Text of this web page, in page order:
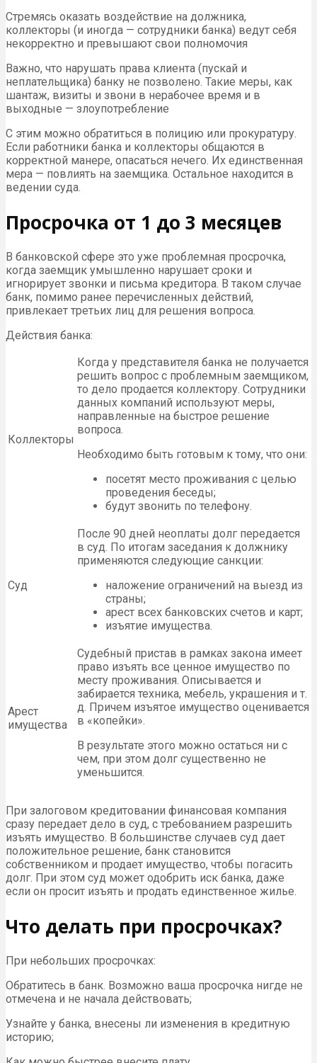
Стремясь оказать воздействие на должника,
коллекторы (и иногда — сотрудники банка) ведут себя
некорректно и превышают свои полномочия
Важно, что нарушать права клиента (пускай и
неплательщика) банку не позволено. Такие меры, как
шантаж, визиты и звони в нерабочее время и в
выходные — злоупотребление
С этим можно обратиться в полицию или прокуратуру.
Если работники банка и коллекторы общаются в
корректной манере, опасаться нечего. Их единственная
мера — повлиять на заемщика. Остальное находится в
ведении суда.
Просрочка от 1 до 3 месяцев
В банковской сфере это уже проблемная просрочка,
когда заемщик умышленно нарушает сроки и
игнорирует звонки и письма кредитора. В таком случае
банк, помимо ранее перечисленных действий,
привлекает третьих лиц для решения вопроса.
Действия банка:
Коллекторы
Когда у представителя банка не получается
решить вопрос с проблемным заемщиком,
то дело продается коллектору. Сотрудники
данных компаний используют меры,
направленные на быстрое решение
вопроса.
Необходимо быть готовым к тому, что они:
посетят место проживания с целью
проведения беседы;
будут звонить по телефону.
Суд
После 90 дней неоплаты долг передается
в суд. По итогам заседания к должнику
применяются следующие санкции:
наложение ограничений на выезд из
страны;
арест всех банковских счетов и карт;
изъятие имущества.
Арест
имущества
Судебный пристав в рамках закона имеет
право изъять все ценное имущество по
месту проживания. Описывается и
забирается техника, мебель, украшения и т.
д. Причем изъятое имущество оценивается
в «копейки».
В результате этого можно остаться ни с
чем, при этом долг существенно не
уменьшится.
При залоговом кредитовании финансовая компания
сразу передает дело в суд, с требованием разрешить
изъять имущество. В большинстве случаев суд дает
положительное решение, банк становится
собственником и продает имущество, чтобы погасить
долг. При этом суд может одобрить иск банка, даже
если он просит изъять и продать единственное жилье.
Что делать при просрочках?
При небольших просрочках:
Обратитесь в банк. Возможно ваша просрочка нигде не
отмечена и не начала действовать;
Узнайте у банка, внесены ли изменения в кредитную
историю;